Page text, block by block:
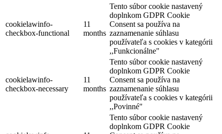
cookielawinfo-
checkbox-functional
11
months
Tento súbor cookie nastavený
doplnkom GDPR Cookie
Consent sa používa na
zaznamenanie súhlasu
používateľa s cookies v kategórii
,,Funkcionálne"
cookielawinfo-
checkbox-necessary
11
months
Tento súbor cookie nastavený
doplnkom GDPR Cookie
Consent sa používa na
zaznamenanie súhlasu
používateľa s cookies v kategórii
,,Povinné"
Tento súbor cookie nastavený
doplnkom GDPR Cookie